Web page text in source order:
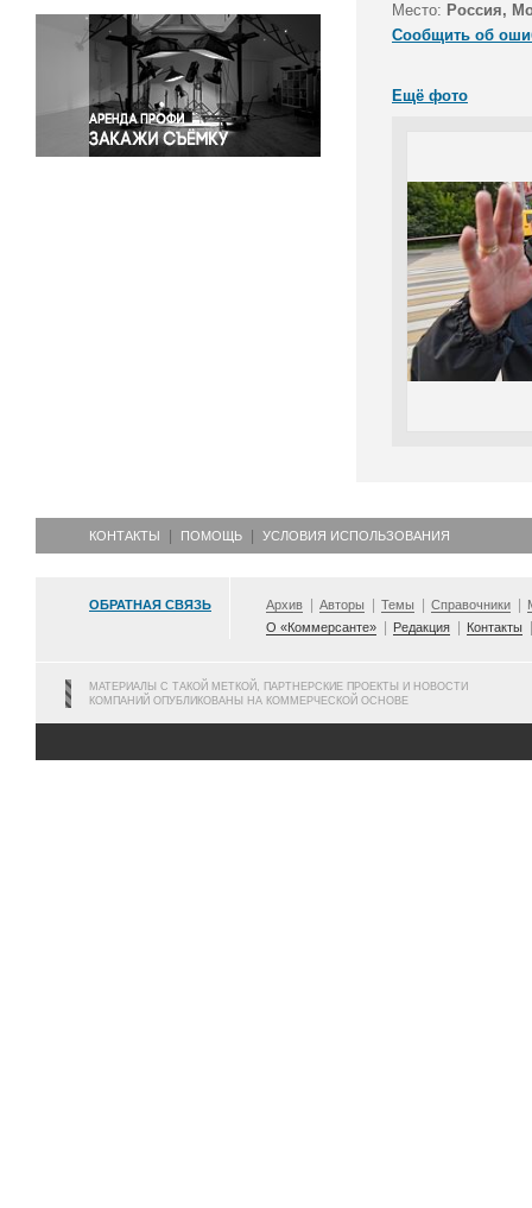
Светская жизнь
Спорт
Экология
Экономика и бизнес
Место: Россия,
Сообщить об
Ещё фото
КОНТАКТЫ ПОМОЩЬ УСЛОВИЯ ИСПОЛЬЗОВАНИЯ
ОБРАТНАЯ СВЯЗЬ Архив Авторы Темы Справочники
О «Коммерсанте»
Редакция Контакты
МАТЕРИАЛЫ С ТАКОЙ МЕТКОЙ, ПАРТНЕРСКИЕ ПРОЕКТЫ И НОВОСТИ
КОМПАНИЙ ОПУБЛИКОВАНЫ НА КОММЕРЧЕСКОЙ ОСНОВЕ